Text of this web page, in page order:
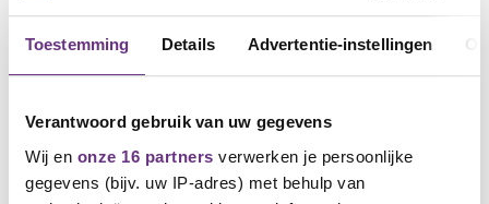
Toestemming Details Advertentie-instellingen
Verantwoord gebruik van uw gegevens
Wij en onze 16 partners verwerken je persoonlijke
gegevens (bijv. uw IP-adres) met behulp van
etc.
Ledenvergadering
Net voor de zomervakantie willen we nog een keer
stemmen over de cao HBTA. We houden rekening
met een langere periode om te stemmen.
Wanneer: 18 juli
2024